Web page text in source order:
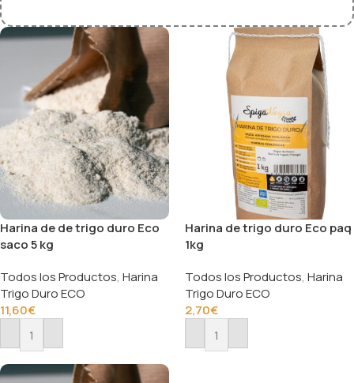
Harina de de trigo duro Eco
saco 5 kg
Todos los Productos, Harina
Trigo Duro ECO
11,60€
Añadir Al Carrito
Harina de trigo duro Eco paq
1kg
Todos los Productos, Harina
Trigo Duro ECO
2,70€
Añadir Al Carrito